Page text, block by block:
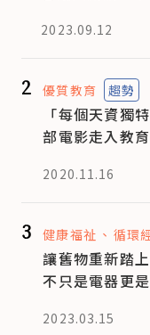
2023.09.12
2 優質教育 趨勢
「每個天資獨
部電影走入教
2020.11.16
3 健康福祉 循環
讓舊物重新踏
不只是電器更
2023.03.15